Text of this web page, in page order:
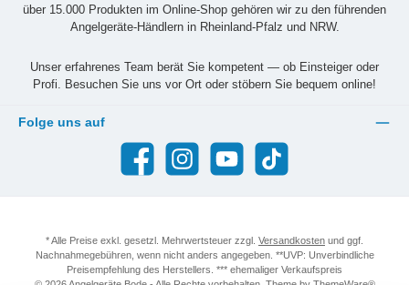
über 15.000 Produkten im Online-Shop gehören wir zu den führenden
Angelgeräte-Händlern in Rheinland-Pfalz und NRW.
Unser erfahrenes Team berät Sie kompetent — ob Einsteiger oder
Profi. Besuchen Sie uns vor Ort oder stöbern Sie bequem online!
Folge uns auf
Facebook Instagram YouTube TikTok
* Alle Preise exkl. gesetzl. Mehrwertsteuer zzgl. Versandkosten und ggf.
Nachnahmegebühren, wenn nicht anders angegeben. **UVP: Unverbindliche
Preisempfehlung des Herstellers. *** ehemaliger Verkaufspreis